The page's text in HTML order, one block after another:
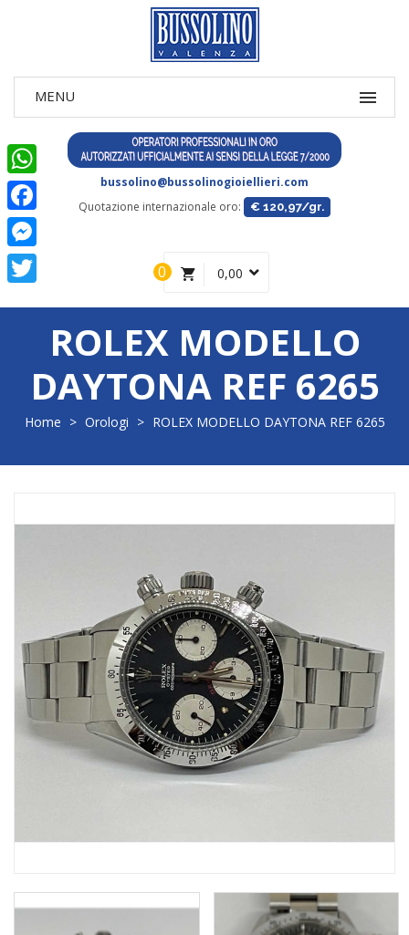
bussolino@bussolinogioiellieri.com
Quotazione internazionale oro:
€ 120,97/gr.
0,00
0
WhatsApp
Facebook
Messenger
ROLEX MODELLO
DAYTONA REF 6265
Home > Orologi > ROLEX MODELLO DAYTONA REF 6265